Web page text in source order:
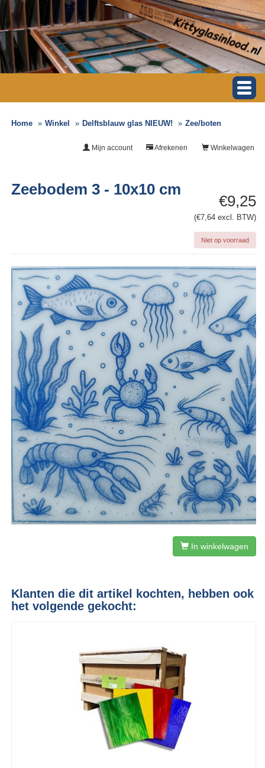
Home Winkel Delftsblauw glas NIEUW! Zee/boten
Winkelwagen
Afrekenen
Mijn account
€9,25
(€7,64 excl. BTW)
Niet op voorraad
Zeebodem 3 - 10x10 cm
In winkelwagen
Klanten die dit artikel kochten, hebben ook
het volgende gekocht: